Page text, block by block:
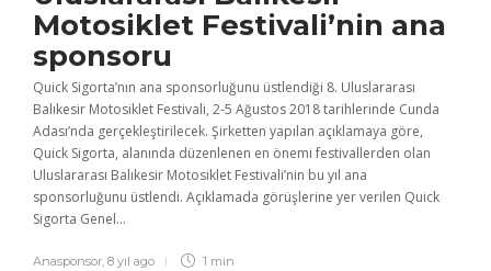
Motosiklet Festivali’nin ana
sponsoru
Quick Sigorta’nın ana sponsorluğunu üstlendiği 8. Uluslararası
Balıkesir Motosiklet Festivali, 2-5 Ağustos 2018 tarihlerinde Cunda
Adası’nda gerçekleştirilecek. Şirketten yapılan açıklamaya göre,
Quick Sigorta, alanında düzenlenen en önemi festivallerden olan
Uluslararası Balıkesir Motosiklet Festivali’nin bu yıl ana
sponsorluğunu üstlendi. Açıklamada görüşlerine yer verilen Quick
Sigorta Genel...
Anasponsor, 8 yıl ago 1 min